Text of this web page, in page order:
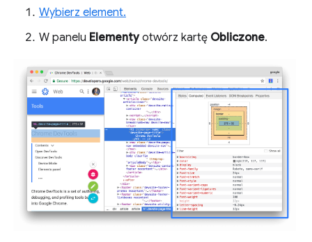
Wybierz element.
W panelu Elementyotwórz kartę Obliczone.